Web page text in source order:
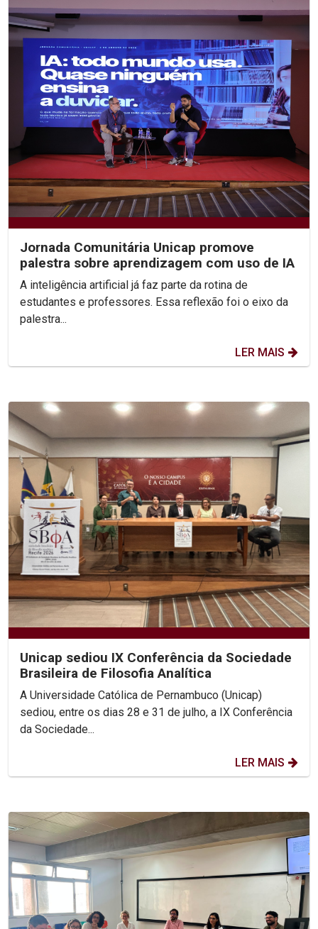
Jornada Comunitária Unicap promove
palestra sobre aprendizagem com uso de IA
A inteligência artificial já faz parte da rotina de
estudantes e professores. Essa reflexão foi o eixo da
palestra...
LER MAIS
Unicap sediou IX Conferência da Sociedade
Brasileira de Filosofia Analítica
A Universidade Católica de Pernambuco (Unicap)
sediou, entre os dias 28 e 31 de julho, a IX Conferência
da Sociedade...
LER MAIS